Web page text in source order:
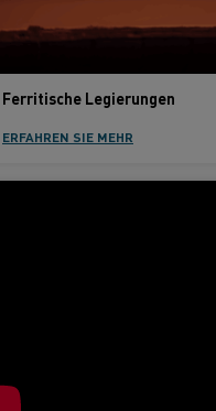
Ferritische Legierungen
ERFAHREN SIE MEHR